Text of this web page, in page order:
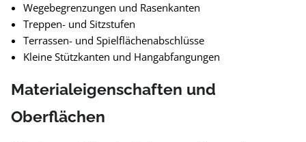
Wegebegrenzungen und Rasenkanten
Treppen- und Sitzstufen
Terrassen- und Spielflächenabschlüsse
Kleine Stützkanten und Hangabfangungen
Materialeigenschaften und
Oberflächen